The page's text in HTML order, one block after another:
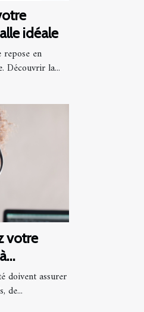
idéale
en
Découvrir la...
votre
doivent assurer
de...